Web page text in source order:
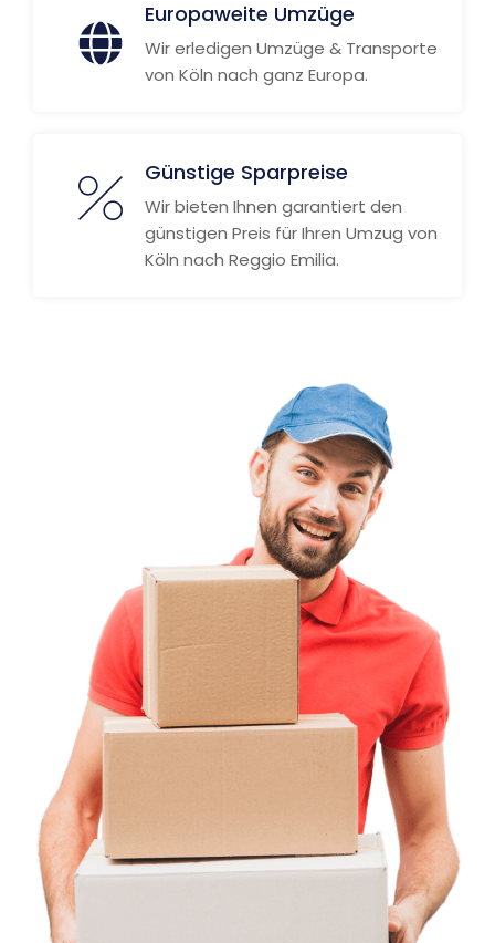
Europaweite Umzüge
Wir erledigen Umzüge & Transporte
von Köln nach ganz Europa.
Günstige Sparpreise
Wir bieten Ihnen garantiert den
günstigen Preis für Ihren Umzug von
Köln nach Reggio Emilia.